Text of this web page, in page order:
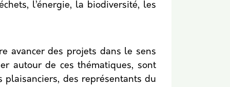
l’énergie, la biodiversité, les
avancer des projets dans le sens
autour de ces thématiques, sont
plaisanciers, des représentants du